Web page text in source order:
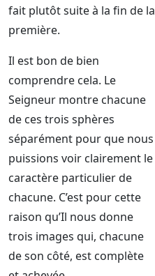
fait plutôt suite à la fin de la
première.
Il est bon de bien
comprendre cela. Le
Seigneur montre chacune
de ces trois sphères
séparément pour que nous
puissions voir clairement le
caractère particulier de
chacune. C’est pour cette
raison qu’Il nous donne
trois images qui, chacune
de son côté, est complète